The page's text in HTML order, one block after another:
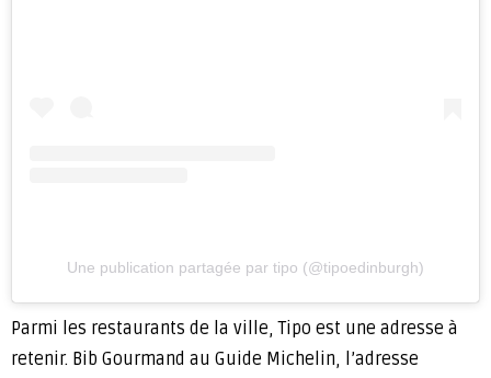
Une publication partagée par tipo (@tipoedinburgh)
Parmi les restaurants de la ville, Tipo est une adresse à
retenir. Bib Gourmand au Guide Michelin, l’adresse